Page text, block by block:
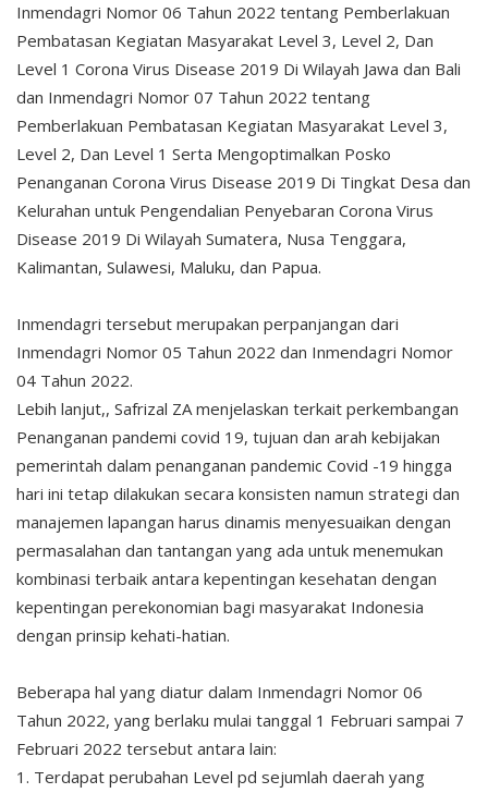
Inmendagri Nomor 06 Tahun 2022 tentang Pemberlakuan
Pembatasan Kegiatan Masyarakat Level 3, Level 2, Dan
Level 1 Corona Virus Disease 2019 Di Wilayah Jawa dan Bali
dan Inmendagri Nomor 07 Tahun 2022 tentang
Pemberlakuan Pembatasan Kegiatan Masyarakat Level 3,
Level 2, Dan Level 1 Serta Mengoptimalkan Posko
Penanganan Corona Virus Disease 2019 Di Tingkat Desa dan
Kelurahan untuk Pengendalian Penyebaran Corona Virus
Disease 2019 Di Wilayah Sumatera, Nusa Tenggara,
Kalimantan, Sulawesi, Maluku, dan Papua.
Inmendagri tersebut merupakan perpanjangan dari
Inmendagri Nomor 05 Tahun 2022 dan Inmendagri Nomor
04 Tahun 2022.
Lebih lanjut,, Safrizal ZA menjelaskan terkait perkembangan
Penanganan pandemi covid 19, tujuan dan arah kebijakan
pemerintah dalam penanganan pandemic Covid -19 hingga
hari ini tetap dilakukan secara konsisten namun strategi dan
manajemen lapangan harus dinamis menyesuaikan dengan
permasalahan dan tantangan yang ada untuk menemukan
kombinasi terbaik antara kepentingan kesehatan dengan
kepentingan perekonomian bagi masyarakat Indonesia
dengan prinsip kehati-hatian.
Beberapa hal yang diatur dalam Inmendagri Nomor 06
Tahun 2022, yang berlaku mulai tanggal 1 Februari sampai 7
Februari 2022 tersebut antara lain:
1. Terdapat perubahan Level pd sejumlah daerah yang